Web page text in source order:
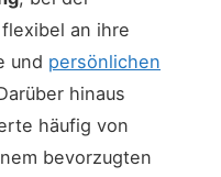
an ihre
und persönlichen
hinaus
häufig von
bevorzugten